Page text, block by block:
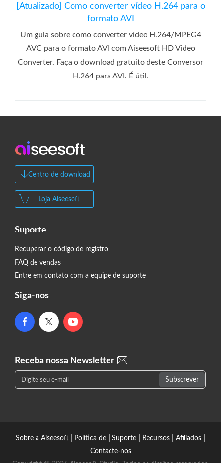
[Atualizado] Como converter vídeo H.264 para o
formato AVI
Um guia sobre como converter vídeo H.264/MPEG4
AVC para o formato AVI com Aiseesoft HD Video
Converter. Faça o download gratuito deste Conversor
H.264 para AVI. É útil.
Centro de download
Loja Aiseesoft
Suporte
Recuperar o código de registro
FAQ de vendas
Entre em contato com a equipe de suporte
Siga-nos
Receba nossa Newsletter
Sobre a Aiseesoft Política de Suporte Recursos Afiliados
Contacte-nos